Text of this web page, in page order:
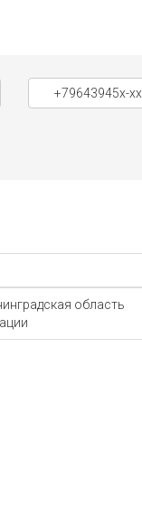
+79643945x-xx
область